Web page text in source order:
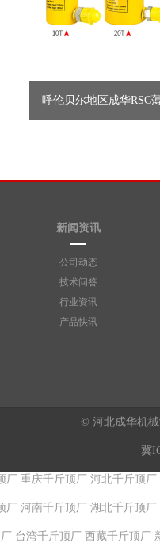
呼伦贝尔地区成华RSC
新闻资讯
公司动态
技术问答
行业资讯
产品快讯
© 河北成华机
冀
厂 重庆千斤顶厂 河北千斤顶厂
厂 河南千斤顶厂 湖北千斤顶厂
台湾千斤顶厂 西藏千斤顶厂